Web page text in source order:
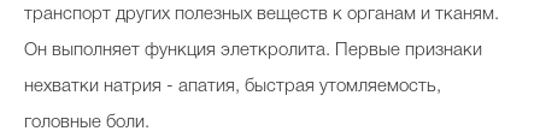
транспорт других полезных веществ к органам и тканям.
Он выполняет функция элеткролита. Первые признаки
нехватки натрия - апатия, быстрая утомляемость,
головные боли.